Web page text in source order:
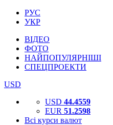
РУС
УКР
ВІДЕО
ФОТО
НАЙПОПУЛЯРНІШІ
СПЕЦПРОЕКТИ
USD
USD 44.4559
EUR 51.2598
Всі курси валют